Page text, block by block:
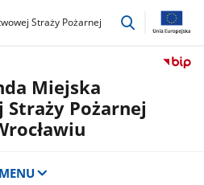
Straży Pożarnej
przejdź
Miejska
Straży Pożarnej
MENU